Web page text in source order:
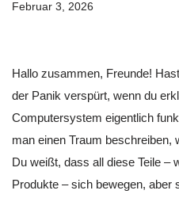
Februar 3, 2026
Hallo zusammen, Freunde!
der Panik verspürt, wenn du
Computersystem eigentlich
man einen Traum beschreiben,
Du weißt, dass all diese Teile –
Produkte – sich bewegen, aber